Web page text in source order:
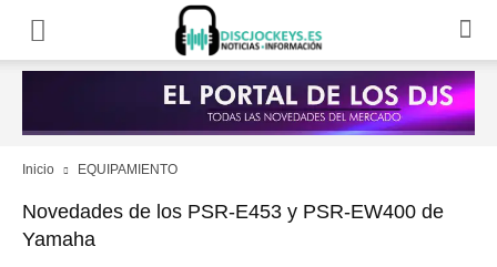
Inicio EQUIPAMIENTO
Novedades de los PSR-E453 y PSR-EW400 de
Yamaha